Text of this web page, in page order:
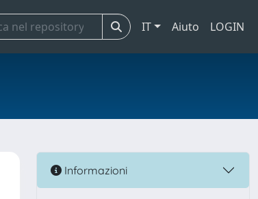
IT Aiuto LOGIN
Informazioni